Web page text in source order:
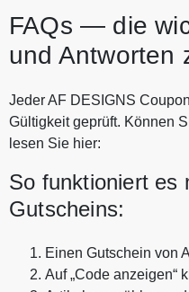
FAQs — die
und Antworten
Jeder AF DESIGNS
Gültigkeit geprüft. Können
lesen Sie hier:
So funktioniert es
Gutscheins:
Einen Gutschein von
Auf „Code anzeigen“